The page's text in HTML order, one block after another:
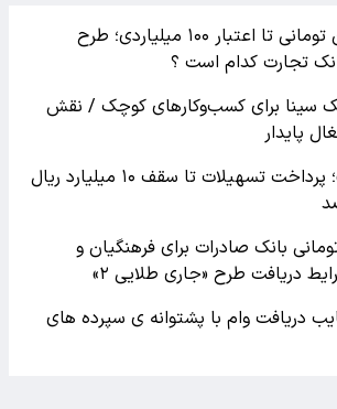
از وام ۷۰۰ میلیون تومانی تا اعتبار ۱۰۰ میلیاردی؛ طرح
تجارت کدام است ؟
سینا برای کسب‌وکارهای کوچک / نقش
پایدار
طرح «ماهان دی»؛ پرداخت تسهیلات تا سقف ۱۰ میلیارد ریال
تومانی بانک صادرات برای فرهنگیان و
دریافت طرح «جاری طلایی ۲»
دریافت وام با پشتوانه ی سپرده های